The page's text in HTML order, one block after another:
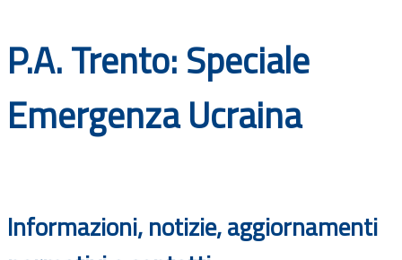
Bandi
Guide
P.A. Trento: Speciale
Emergenza Ucraina
Informazioni, notizie, aggiornamenti